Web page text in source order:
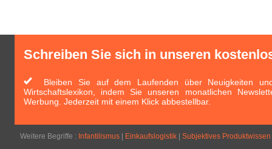
Schreiben Sie sich in unseren
Bleiben Sie auf dem Laufenden über Neuigkeiten
Wirtschaftslexikon, indem Sie unseren monatlichen
Werbung. Jederzeit mit einem Klick abbestellbar.
Weitere Begriffe : Infantilismus Einkaufslogistik Subjektives Produktwissen